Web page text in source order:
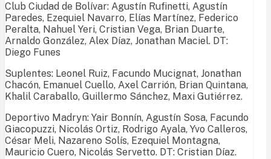
Club Ciudad de Bolívar: Agustín Rufinetti, Agustín
Paredes, Ezequiel Navarro, Elías Martínez, Federico
Peralta, Nahuel Yeri, Cristian Vega, Brian Duarte,
Arnaldo González, Alex Díaz, Jonathan Maciel. DT:
Diego Funes
Suplentes: Leonel Ruiz, Facundo Mucignat, Jonathan
Chacón, Emanuel Cuello, Axel Carrión, Brian Quintana,
Khalil Caraballo, Guillermo Sánchez, Maxi Gutiérrez.
Deportivo Madryn: Yair Bonnín, Agustín Sosa, Facundo
Giacopuzzi, Nicolás Ortiz, Rodrigo Ayala, Yvo Calleros,
César Meli, Nazareno Solís, Ezequiel Montagna,
Mauricio Cuero, Nicolás Servetto. DT: Cristian Díaz.